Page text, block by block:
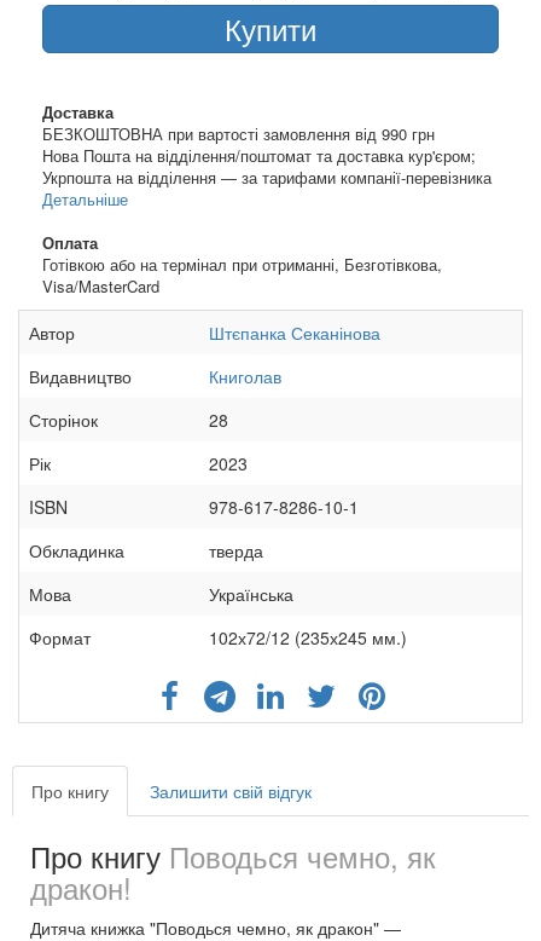
Купити
Доставка
БЕЗКОШТОВНА при вартості замовлення від 990 грн
Нова Пошта на відділення/поштомат та доставка кур'єром;
Укрпошта на відділення — за тарифами компанії-перевізника
Детальніше
Оплата
Готівкою або на термінал при отриманні, Безготівкова,
Visa/MasterCard
Автор
Штєпанка Секанінова
Видавництво
Книголав
Сторінок
28
Рік
2023
ISBN
978-617-8286-10-1
Обкладинка
тверда
Мова
Українська
Формат
102х72/12 (235х245 мм.)
Про книгу Залишити свій відгук
Про книгу Поводься чемно, як
дракон!
Дитяча книжка "Поводься чемно, як дракон" —